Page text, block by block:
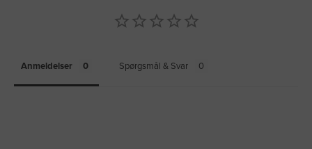
Anmeldelser Spørgsmål & Svar